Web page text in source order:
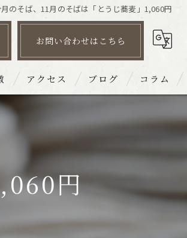
のそば、11月のそばは「とうじ蕎麦」1,060円
お問い合わせはこちら
アクセス
皿そば文楽 姫路駅南店
皿そば文楽 赤穂店
ブログ コラム
円